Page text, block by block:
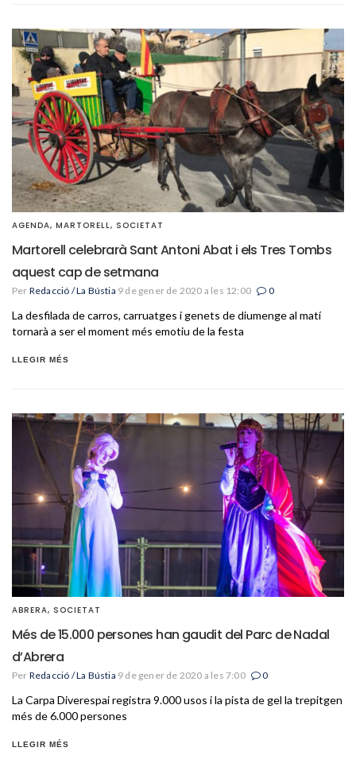
AGENDA, MARTORELL, SOCIETAT
Martorell celebrarà Sant Antoni Abat i els Tres Tombs
aquest cap de setmana
Per Redacció / La Bústia 9 de gener de 2020 a les 12:00 0
La desfilada de carros, carruatges i genets de diumenge al matí
tornarà a ser el moment més emotiu de la festa
LLEGIR MÉS
ABRERA, SOCIETAT
Més de 15.000 persones han gaudit del Parc de Nadal
d’Abrera
Per Redacció / La Bústia 9 de gener de 2020 a les 7:00 0
La Carpa Diverespai registra 9.000 usos i la pista de gel la trepitgen
més de 6.000 persones
LLEGIR MÉS